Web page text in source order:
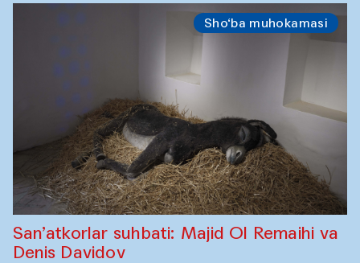
Sho‘ba muhokamasi
San’atkorlar suhbati: Majid Ol Remaihi va
Denis Davidov